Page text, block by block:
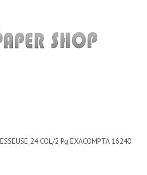
24 COL/2 Pg EXACOMPTA 16240